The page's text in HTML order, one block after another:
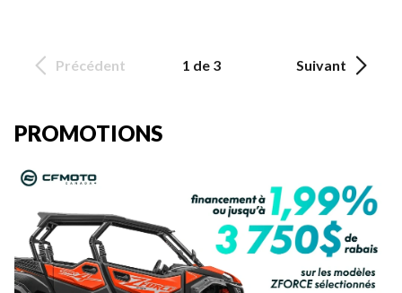
Précédent 1 de 3 Suivant
PROMOTIONS